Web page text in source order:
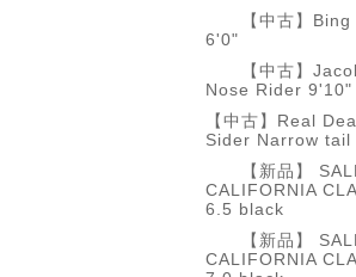
【中古】
6'0"
【中古】
Nose Rider 9'10"
【中古】Real
Sider Narrow tail
【新品】
CALIFORNIA
6.5 black
【新品】
CALIFORNIA